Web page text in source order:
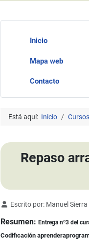
Inicio
Mapa web
Contacto
Está aquí: Inicio Cursos
Repaso
Detalles
Escrito por: Manuel
Resumen: Entrega nº3 del
Codificación